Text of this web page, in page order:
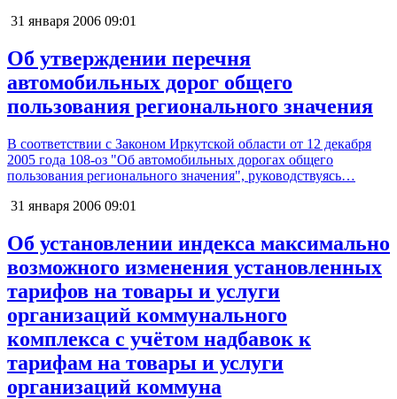
31 января 2006 09:01
Об утверждении перечня
автомобильных дорог общего
пользования регионального значения
В соответствии с Законом Иркутской области от 12 декабря
2005 года 108-оз "Об автомобильных дорогах общего
пользования регионального значения", руководствуясь…
31 января 2006 09:01
Об установлении индекса максимально
возможного изменения установленных
тарифов на товары и услуги
организаций коммунального
комплекса с учётом надбавок к
тарифам на товары и услуги
организаций коммуна